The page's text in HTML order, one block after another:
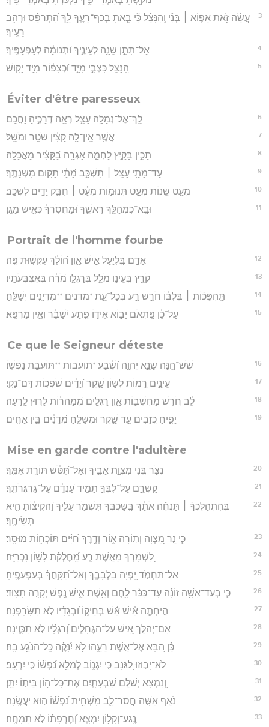
3
עֲשֵׂ֨ה זֹ֥את אֵפ֪וֹא ׀ בְּנִ֡י וְֽהִנָּצֵ֗ל כִּ֘י בָ֤אתָ בְכַף־רֵעֶ֑ךָ לֵ֥ךְ הִ֝תְרַפֵּ֗ס וּרְהַ֥ב
רֵעֶֽיךָ׃
4 אַל־תִּתֵּ֣ן שֵׁנָ֣ה לְעֵינֶ֑יךָ וּ֝תְנוּמָ֗ה לְעַפְעַפֶּֽיךָ׃
5 הִ֭נָּצֵל כִּצְבִ֣י מִיָּ֑ד וּ֝כְצִפּ֗וֹר מִיַּ֥ד יָקֽוּשׁ׃
Éviter d'être paresseux
6 לֵֽךְ־אֶל־נְמָלָ֥ה עָצֵ֑ל רְאֵ֖ה דְרָכֶ֣יהָ וַחֲכָֽם׃
7 אֲשֶׁ֖ר אֵֽין־לָ֥הּ קָצִ֗ין שֹׁטֵ֥ר וּמֹשֵֽׁל׃
8 תָּכִ֣ין בַּקַּ֣יִץ לַחְמָ֑הּ אָגְרָ֥ה בַ֝קָּצִ֗יר מַאֲכָלָֽהּ׃
9 עַד־מָתַ֖י עָצֵ֥ל ׀ תִּשְׁכָּ֑ב מָ֝תַ֗י תָּק֥וּם מִשְּׁנָתֶֽךָ׃
10 מְעַ֣ט שֵׁ֭נוֹת מְעַ֣ט תְּנוּמ֑וֹת מְעַ֓ט ׀ חִבֻּ֖ק יָדַ֣יִם לִשְׁכָּֽב׃
11 וּבָֽא־כִמְהַלֵּ֥ךְ רֵאשֶׁ֑ךָ וּ֝מַחְסֹֽרְךָ֗ כְּאִ֣ישׁ מָגֵֽן׃
Portrait de l'homme fourbe
12 אָדָ֣ם בְּ֭לִיַּעַל אִ֣ישׁ אָ֑וֶן ה֝וֹלֵ֗ךְ עִקְּשׁ֥וּת פֶּֽה׃
13 קֹרֵ֣ץ בְּ֭עֵינָו מֹלֵ֣ל בְּרַגְלָ֑ו מֹ֝רֶ֗ה בְּאֶצְבְּעֹתָֽיו׃
14 תַּֽהְפֻּכ֨וֹת ׀ בְּלִבּ֗וֹ חֹרֵ֣שׁ רָ֣ע בְּכָל־עֵ֑ת *מדנים **מִדְיָנִ֥ים יְשַׁלֵּֽחַ׃
15 עַל־כֵּ֗ן פִּ֭תְאֹם יָב֣וֹא אֵיד֑וֹ פֶּ֥תַע יִ֝שָּׁבֵ֗ר וְאֵ֣ין מַרְפֵּֽא׃
Ce que le Seigneur déteste
16 שֶׁשׁ־הֵ֭נָּה שָׂנֵ֣א יְהוָ֑ה וְ֝שֶׁ֗בַע *תועבות **תּוֹעֲבַ֥ת נַפְשֽׁוֹ׃
17 עֵינַ֣יִם רָ֭מוֹת לְשׁ֣וֹן שָׁ֑קֶר וְ֝יָדַ֗יִם שֹׁפְכ֥וֹת דָּם־נָקִֽי׃
18 לֵ֗ב חֹ֭רֵשׁ מַחְשְׁב֣וֹת אָ֑וֶן רַגְלַ֥יִם מְ֝מַהֲר֗וֹת לָר֥וּץ לָֽרָעָה׃
19 יָפִ֣יחַ כְּ֭זָבִים עֵ֣ד שָׁ֑קֶר וּמְשַׁלֵּ֥חַ מְ֝דָנִ֗ים בֵּ֣ין אַחִֽים׃
Mise en garde contre l'adultère
20 נְצֹ֣ר בְּ֭נִי מִצְוַ֣ת אָבִ֑יךָ וְאַל־תִּ֝טֹּ֗שׁ תּוֹרַ֥ת אִמֶּֽךָ׃
21 קָשְׁרֵ֣ם עַל־לִבְּךָ֣ תָמִ֑יד עָ֝נְדֵ֗ם עַל־גַּרְגְּרֹתֶֽךָ׃
22
בְּהִתְהַלֶּכְךָ֨ ׀ תַּנְחֶ֬ה אֹתָ֗ךְ בְּֽ֭שָׁכְבְּךָ תִּשְׁמֹ֣ר עָלֶ֑יךָ וַ֝הֲקִיצ֗וֹתָ הִ֣יא
תְשִׂיחֶֽךָ׃
23 כִּ֤י נֵ֣ר מִ֭צְוָה וְת֣וֹרָה א֑וֹר וְדֶ֥רֶךְ חַ֝יִּ֗ים תּוֹכְח֥וֹת מוּסָֽר׃
24 לִ֭שְׁמָרְךָ מֵאֵ֣שֶׁת רָ֑ע מֵֽ֝חֶלְקַ֗ת לָשׁ֥וֹן נָכְרִיָּֽה׃
25 אַל־תַּחְמֹ֣ד יָ֭פְיָהּ בִּלְבָבֶ֑ךָ וְאַל־תִּ֝קָּֽחֲךָ֗ בְּעַפְעַפֶּֽיהָ׃
26 כִּ֤י בְעַד־אִשָּׁ֥ה זוֹנָ֗ה עַֽד־כִּכַּ֫ר לָ֥חֶם וְאֵ֥שֶׁת אִ֑ישׁ נֶ֖פֶשׁ יְקָרָ֣ה תָצֽוּד׃
27 הֲיַחְתֶּ֤ה אִ֓ישׁ אֵ֬שׁ בְּחֵיק֑וֹ וּ֝בְגָדָ֗יו לֹ֣א תִשָּׂרַֽפְנָה׃
28 אִם־יְהַלֵּ֣ךְ אִ֭ישׁ עַל־הַגֶּחָלִ֑ים וְ֝רַגְלָ֗יו לֹ֣א תִכָּוֶֽינָה׃
29 כֵּ֗ן הַ֭בָּא אֶל־אֵ֣שֶׁת רֵעֵ֑הוּ לֹ֥א יִ֝נָּקֶ֗ה כָּֽל־הַנֹּגֵ֥עַ בָּֽהּ׃
30 לֹא־יָב֣וּזוּ לַ֭גַּנָּב כִּ֣י יִגְנ֑וֹב לְמַלֵּ֥א נַ֝פְשׁ֗וֹ כִּ֣י יִרְעָֽב׃
31 וְ֭נִמְצָא יְשַׁלֵּ֣ם שִׁבְעָתָ֑יִם אֶת־כָּל־ה֖וֹן בֵּית֣וֹ יִתֵּֽן׃
32 נֹאֵ֣ף אִשָּׁ֣ה חֲסַר־לֵ֑ב מַֽשְׁחִ֥ית נַ֝פְשׁ֗וֹ ה֣וּא יַעֲשֶֽׂנָּה׃
33 נֶֽגַע־וְקָל֥וֹן יִמְצָ֑א וְ֝חֶרְפָּת֗וֹ לֹ֣א תִמָּחֶֽה׃